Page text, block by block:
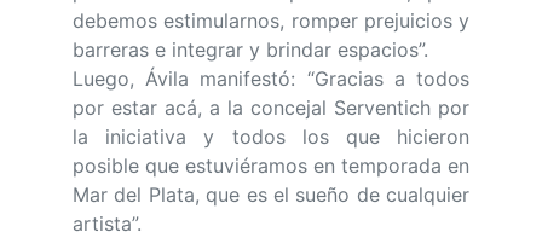
debemos estimularnos, romper prejuicios y
barreras e integrar y brindar espacios”.
Luego, Ávila manifestó: “Gracias a todos
por estar acá, a la concejal Serventich por
la iniciativa y todos los que hicieron
posible que estuviéramos en temporada en
Mar del Plata, que es el sueño de cualquier
artista”.